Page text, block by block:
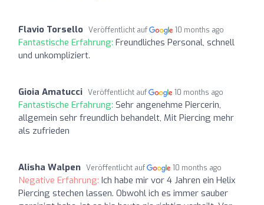
Flavio Torsello Veröffentlicht auf 10 months ago
Fantastische Erfahrung: Freundliches Personal, schnell
und unkompliziert.
Gioia Amatucci Veröffentlicht auf 10 months ago
Fantastische Erfahrung: Sehr angenehme Piercerin,
allgemein sehr freundlich behandelt, Mit Piercing mehr
als zufrieden
Alisha Walpen Veröffentlicht auf 10 months ago
Negative Erfahrung: Ich habe mir vor 4 Jahren ein Helix
Piercing stechen lassen. Obwohl ich es immer sauber